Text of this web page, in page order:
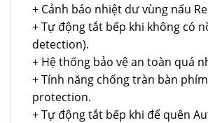
+ Cảnh báo nhiệt dư vùng nấu
+ Tự động tắt bếp khi không có
detection).
+ Hệ thống bảo vệ an toàn quá
+ Tính năng chống tràn bàn
protection.
+ Tự động tắt bếp khi để quên